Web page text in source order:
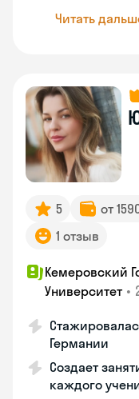
Читать
5 от
1 отзыв
Кемеровский
Университет •
Германии
Создает
каждого